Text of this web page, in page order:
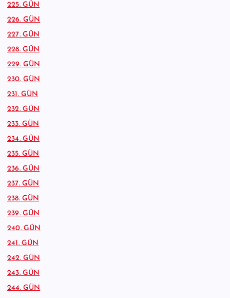
225. GÜN
226. GÜN
227. GÜN
228. GÜN
229. GÜN
230. GÜN
231. GÜN
232. GÜN
233. GÜN
234. GÜN
235. GÜN
236. GÜN
237. GÜN
238. GÜN
239. GÜN
240. GÜN
241. GÜN
242. GÜN
243. GÜN
244. GÜN